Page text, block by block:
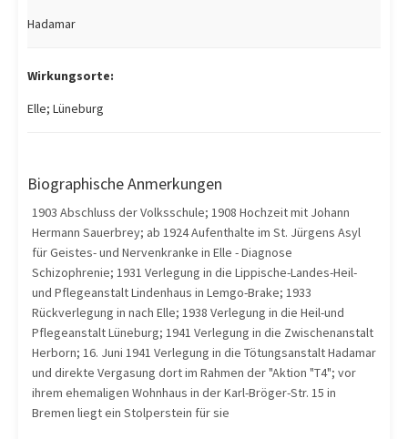
Hadamar
Wirkungsorte:
Elle; Lüneburg
Biographische Anmerkungen
1903 Abschluss der Volksschule; 1908 Hochzeit mit Johann
Hermann Sauerbrey; ab 1924 Aufenthalte im St. Jürgens Asyl
für Geistes- und Nervenkranke in Elle - Diagnose
Schizophrenie; 1931 Verlegung in die Lippische-Landes-Heil-
und Pflegeanstalt Lindenhaus in Lemgo-Brake; 1933
Rückverlegung in nach Elle; 1938 Verlegung in die Heil-und
Pflegeanstalt Lüneburg; 1941 Verlegung in die Zwischenanstalt
Herborn; 16. Juni 1941 Verlegung in die Tötungsanstalt Hadamar
und direkte Vergasung dort im Rahmen der "Aktion "T4"; vor
ihrem ehemaligen Wohnhaus in der Karl-Bröger-Str. 15 in
Bremen liegt ein Stolperstein für sie